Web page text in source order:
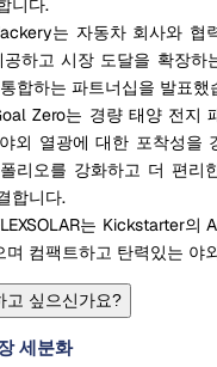
니다.
는 자동차 회사와 협
하고 시장 도달을 확장하
합하는 파트너십을 발표했
Zero는 경량 태양 전지
외 열광에 대한 포착성을
리오를 강화하고 더 편리
합니다.
는 Kickstarter의
며 컴팩트하고 탄력있는 야
고 싶으신가요?
세분화